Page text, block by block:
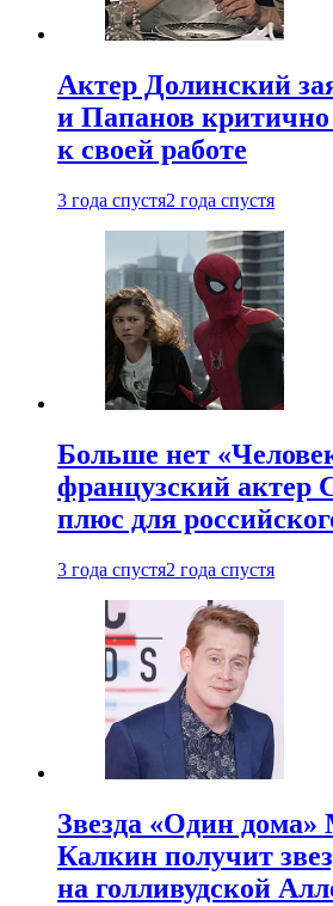
Актер Долинский
и Папанов критично
к своей работе
3 года спустя2 года спустя
Больше нет
французский актер
плюс для
3 года спустя2 года спустя
Звезда «Один
Калкин получит
на голливудской